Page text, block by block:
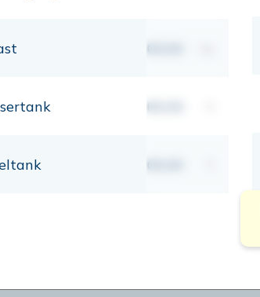
00,00
00,00
00,00